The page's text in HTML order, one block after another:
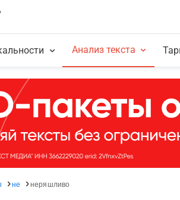
Анализ текста
не неряшливо